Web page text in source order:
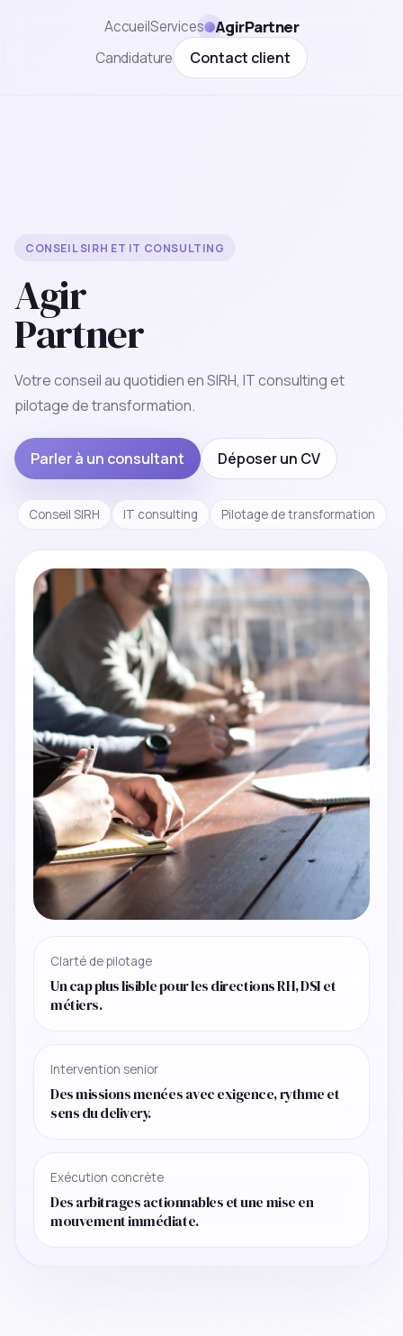
AccueilServices AgirPartner
Candidature Contact client
CONSEIL SIRH ET IT CONSULTING
Agir
Partner
Votre conseil au quotidien en SIRH, IT consulting et
pilotage de transformation.
Parler à un consultant Déposer un CV
Conseil SIRH IT consulting Pilotage de transformation
Clarté de pilotage
Un cap plus lisible pour les directions RH, DSI et
métiers.
Intervention senior
Des missions menées avec exigence, rythme et
sens du delivery.
Exécution concrète
Des arbitrages actionnables et une mise en
mouvement immédiate.